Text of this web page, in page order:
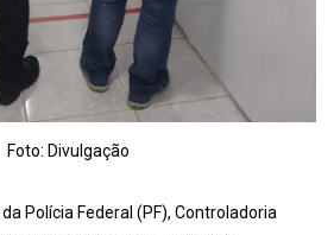
Foto: Divulgação
Polícia Federal (PF), Controladoria